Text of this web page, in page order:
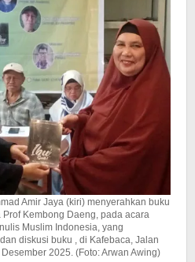
Amir Jaya (kiri) menyerahkan buku
Prof Kembong Daeng, pada acara
Muslim Indonesia, yang
diskusi buku , di Kafebaca, Jalan
2025. (Foto: Arwan Awing)